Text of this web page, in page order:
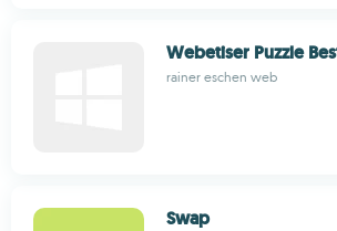
Webetiser Puzzle
rainer eschen web
Swap